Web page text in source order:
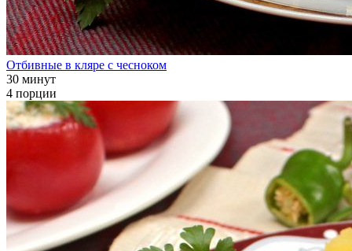
Отбивные в кляре с чесноком
30 минут
4 порции